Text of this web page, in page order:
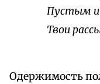
Пустым
Твои
Одержимость